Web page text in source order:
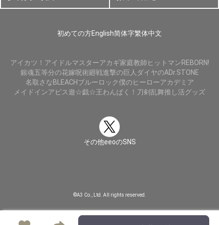
初めての方English简体字繁体中文
アイカツ！ アイドルマスターアカギ家庭教師ヒットマンREBORN!
銀魂五等分の花嫁呪術廻戦進撃の巨人 ダイヤのADr.STONE
名取さなBLEACHブルーロック僕のヒーローアカデミア
メイドインアビス遊☆戯☆王わんぱく！刀剣乱舞推し活グッズ
その他eeoのSNS
©A3 Co., Ltd. All rights reserved.